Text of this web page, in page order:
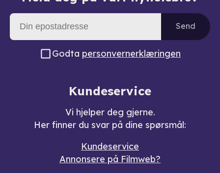
Send
Godta personvernerklæringen
Kundeservice
Vi hjelper deg gjerne.
Her finner du svar på dine spørsmål:
Kundeservice
Annonsere på Filmweb?